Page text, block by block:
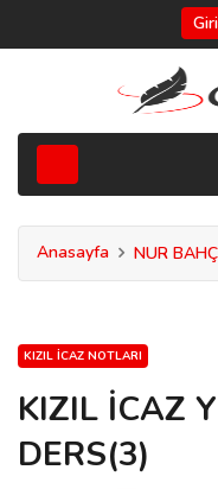
Anasayfa NUR
KIZIL İCAZ NOTLARI
KIZIL İCAZ
DERS(3)